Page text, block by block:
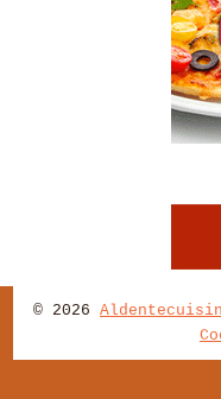
© 2026